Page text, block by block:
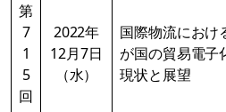
第
7
1
5
回
2022年
12月7日
（水）
国際物流におけ
が国の貿易電子
現状と展望